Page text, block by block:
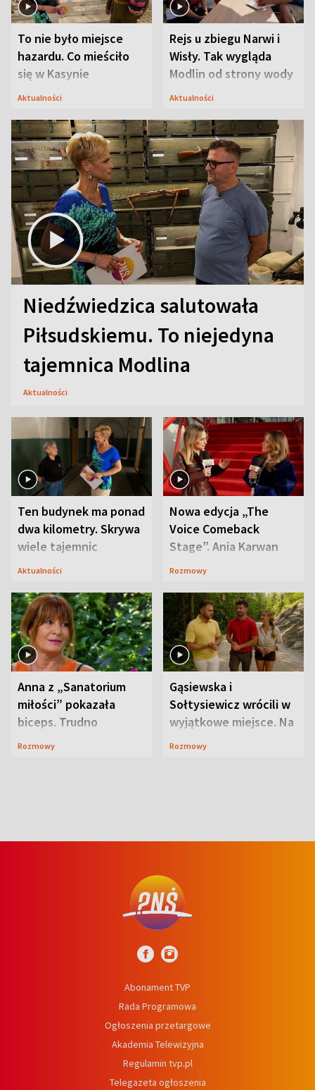
To nie było miejsce
hazardu. Co mieściło
się w Kasynie
Oficerskim?
Aktualności
Rejs u zbiegu Narwi i
Wisły. Tak wygląda
Modlin od strony wody
Aktualności
Niedźwiedzica salutowała
Piłsudskiemu. To niejedyna
tajemnica Modlina
Aktualności
Ten budynek ma ponad
dwa kilometry. Skrywa
wiele tajemnic
Aktualności
Nowa edycja „The
Voice Comeback
Stage”. Ania Karwan
zapowiada
Rozmowy
Anna z „Sanatorium
miłości” pokazała
biceps. Trudno
uwierzyć, co przeszła
Rozmowy
Gąsiewska i
Sołtysiewicz wrócili w
wyjątkowe miejsce. Na
szlaku czekał
Rozmowy
Abonament TVP
Rada Programowa
Ogłoszenia przetargowe
Akademia Telewizyjna
Regulamin tvp.pl
Telegazeta ogłoszenia